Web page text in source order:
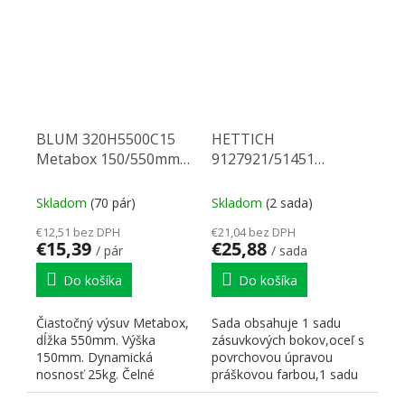
BLUM 320H5500C15
Metabox 150/550mm
Skladom (70 pár)
€12,51 bez DPH
€15,39 / pár
Do košíka
Čiastočný výsuv Metabox,
dĺžka 550mm. Výška
150mm. Dynamická
nosnosť 25kg. Čelné
príchytky: na skrutku
HETTICH
9127921/51451
Skladom (2 sada)
€21,04 bez DPH
€25,88 / sada
Do košíka
Sada obsahuje 1 sadu
zásuvkových bokov,oceľ s
povrchovou úpravou
práškovou farbou,1 sadu
korpusových koľajničiek...